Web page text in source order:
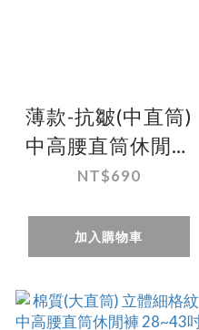
薄款-抗皺(中直筒)
中高腰直筒休閒褲
28~43吋 免費修改
NT$690
加入購物車